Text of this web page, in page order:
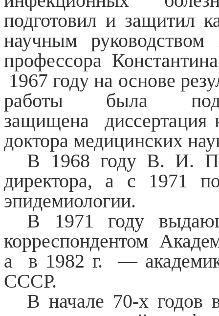
подготовил и защитил
научным
профессора
1967 году на основе
работы была
защищена диссертация
доктора медицинских
В 1968 году В. И.
директора, а с 1971
эпидемиологии.
В 1971 году
корреспондентом
а в 1982 г. —
СССР.
В начале 70-х годов